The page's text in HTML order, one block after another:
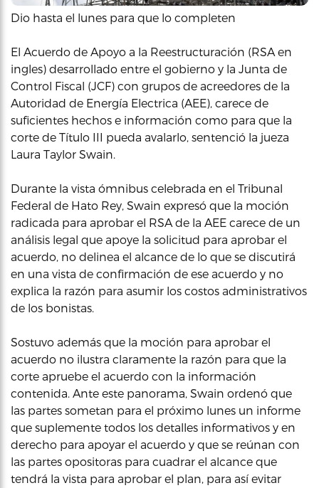
Dio hasta el lunes para que lo completen
El Acuerdo de Apoyo a la Reestructuración (RSA en
ingles) desarrollado entre el gobierno y la Junta de
Control Fiscal (JCF) con grupos de acreedores de la
Autoridad de Energía Electrica (AEE), carece de
suficientes hechos e información como para que la
corte de Título III pueda avalarlo, sentenció la jueza
Laura Taylor Swain.
Durante la vista ómnibus celebrada en el Tribunal
Federal de Hato Rey, Swain expresó que la moción
radicada para aprobar el RSA de la AEE carece de un
análisis legal que apoye la solicitud para aprobar el
acuerdo, no delinea el alcance de lo que se discutirá
en una vista de confirmación de ese acuerdo y no
explica la razón para asumir los costos administrativos
de los bonistas.
Sostuvo además que la moción para aprobar el
acuerdo no ilustra claramente la razón para que la
corte apruebe el acuerdo con la información
contenida. Ante este panorama, Swain ordenó que
las partes sometan para el próximo lunes un informe
que suplemente todos los detalles informativos y en
derecho para apoyar el acuerdo y que se reúnan con
las partes opositoras para cuadrar el alcance que
tendrá la vista para aprobar el plan, para así evitar